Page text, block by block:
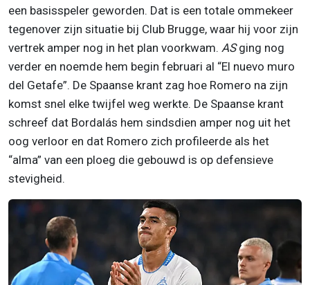
een basisspeler geworden. Dat is een totale ommekeer
tegenover zijn situatie bij Club Brugge, waar hij voor zijn
vertrek amper nog in het plan voorkwam. ASging nog
verder en noemde hem begin februari al “El nuevo muro
del Getafe”. De Spaanse krant zag hoe Romero na zijn
komst snel elke twijfel weg werkte. De Spaanse krant
schreef dat Bordalás hem sindsdien amper nog uit het
oog verloor en dat Romero zich profileerde als het
“alma” van een ploeg die gebouwd is op defensieve
stevigheid.